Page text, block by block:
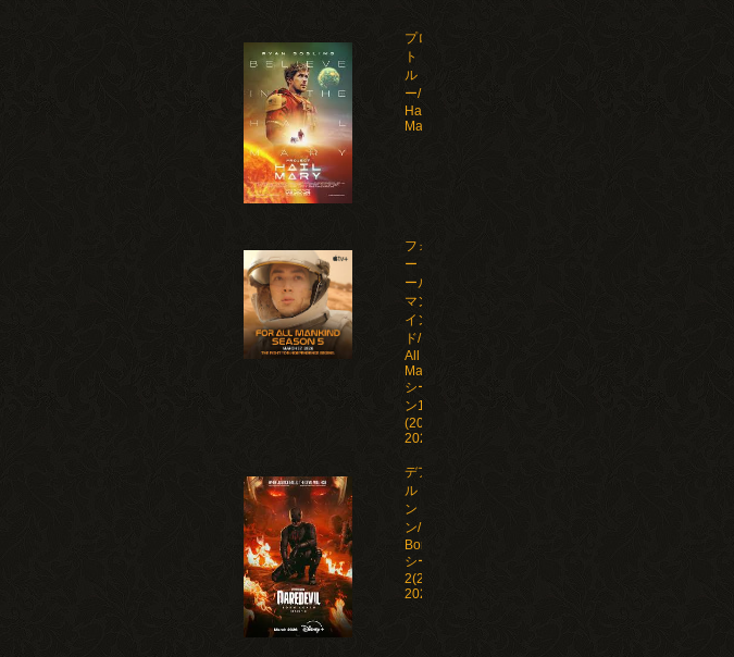
プロジェク
ト・ヘイ
ル・メアリ
ー/Project
Hail
Mary(2026)
フォ
ー・オ
ール・
マンカ
イン
ド/For
All
Mankind
シーズ
ン1-5
(2019-
2026)
デアデビ
ル：ボー
ン・アゲイ
ン/Daredevil:
Born Again
シーズン1-
2(2025-
2026)